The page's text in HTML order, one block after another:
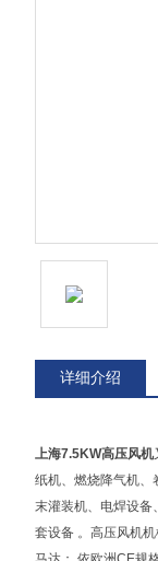
详细介绍
上海7.5KW高压风机
纸机、燃烧降气机、
末灌装机、电焊设备
套设备 。 高压风机